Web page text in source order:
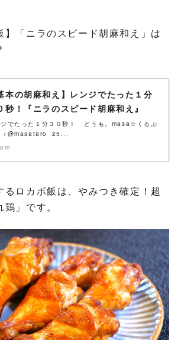
】「ニラのスピード胡麻和え」は
本の胡麻和え】レンジでたった１分
秒！『ニラのスピード胡麻和え』
ジでたった１分３０秒！ どうも。masa☆くるぷ
（@masataro_25...
るロカボ飯は、やみつき確定！超
」です。